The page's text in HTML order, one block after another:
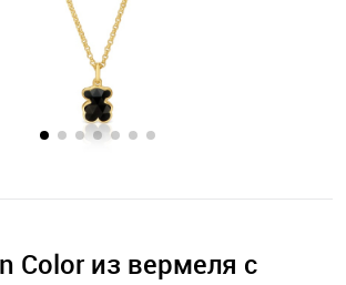
Color из вермеля с